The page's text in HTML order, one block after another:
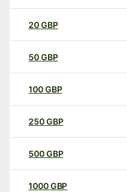
20GBP
50GBP
100GBP
250GBP
500GBP
1000GBP